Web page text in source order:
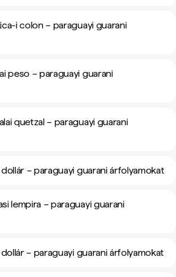
i colon – paraguayi guarani
peso – paraguayi guarani
quetzal – paraguayi guarani
– paraguayi guarani árfolyamokat
lempira – paraguayi guarani
– paraguayi guarani árfolyamokat